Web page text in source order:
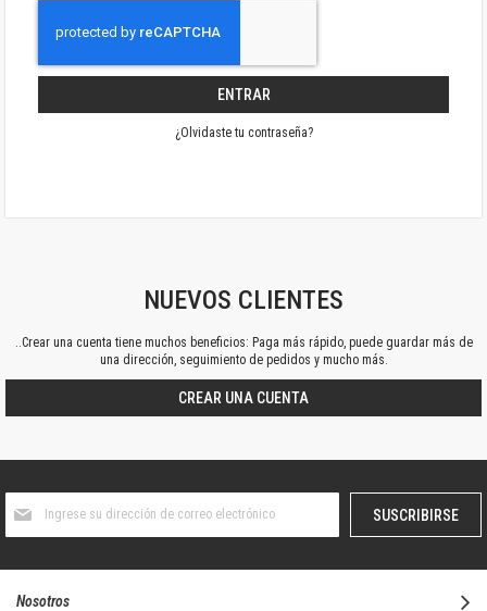
ENTRAR
¿Olvidaste tu contraseña?
NUEVOS CLIENTES
..Crear una cuenta tiene muchos beneficios: Paga más rápido, puede guardar más de
una dirección, seguimiento de pedidos y mucho más.
CREAR UNA CUENTA
boletín
SUSCRIBIRSE
Nosotros